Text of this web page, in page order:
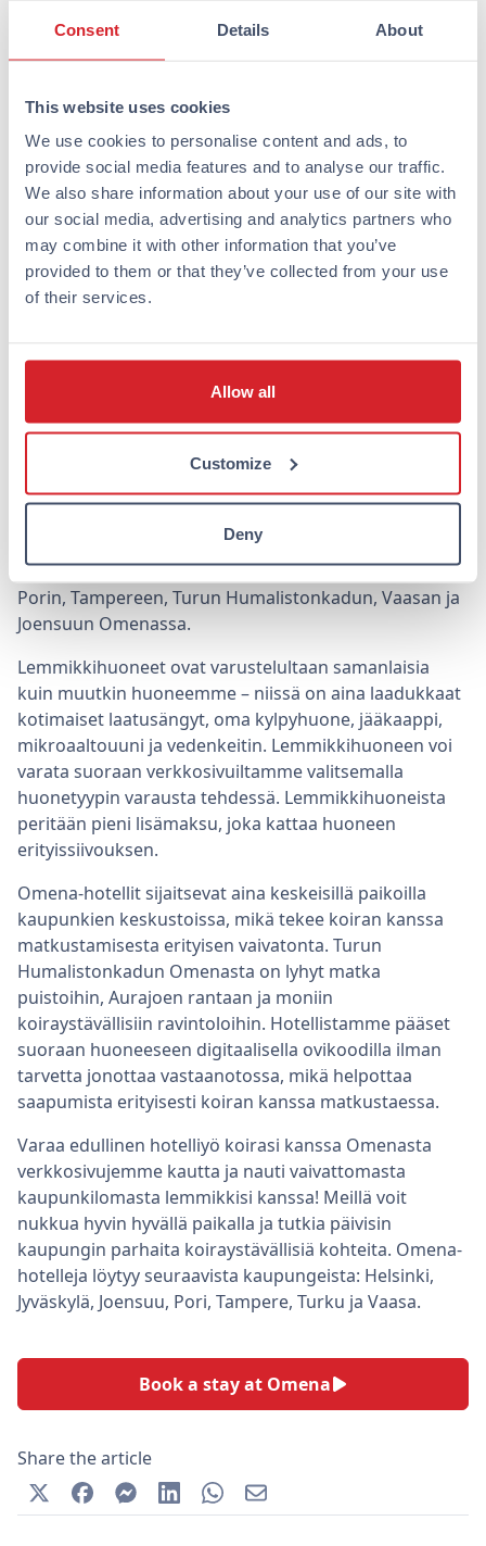
Consent Details About
This website uses cookies
We use cookies to personalise content and ads, to
provide social media features and to analyse our traffic.
We also share information about your use of our site with
our social media, advertising and analytics partners who
may combine it with other information that you’ve
provided to them or that they’ve collected from your use
of their services.
Allow all
Customize
Deny
Koiran kanssa ruokaillessa on hyvä muistaa muutamia
Soita aina etukäteen ja varmista, että koirat ovat
tervetulleita
Vieraile vähemmän ruuhkaisina aikoina
Varmista, että koirasi on rauhallinen ja tottunut
julkisiin tiloihin
Pidä koira aina hihnassa ja tarvittaessa lähellä
pöytää
Ota mukaan vettä ja koiran herkkuja, jotta koirasi
Missä Omena Hotelleissa on
lemmikkihuoneita tarjolla?
Omena-hotelleissa tiedämme, että monet matkustajat
haluavat ottaa lemmikkinsä mukaan matkalle. Tämän
useissa hotelleissamme. Lemmikkihuoneita on
saatavilla aluksi Helsingin Lönnrotinkadun, Jyväskylän,
Porin, Tampereen, Turun Humalistonkadun, Vaasan ja
Joensuun Omenassa.
Lemmikkihuoneet ovat varustelultaan samanlaisia
kuin muutkin huoneemme – niissä on aina laadukkaat
kotimaiset laatusängyt, oma kylpyhuone, jääkaappi,
mikroaaltouuni ja vedenkeitin. Lemmikkihuoneen voi
varata suoraan verkkosivuiltamme valitsemalla
huonetyypin varausta tehdessä. Lemmikkihuoneista
peritään pieni lisämaksu, joka kattaa huoneen
erityissiivouksen.
Omena-hotellit sijaitsevat aina keskeisillä paikoilla
kaupunkien keskustoissa, mikä tekee koiran kanssa
matkustamisesta erityisen vaivatonta. Turun
Humalistonkadun Omenasta on lyhyt matka
puistoihin, Aurajoen rantaan ja moniin
koiraystävällisiin ravintoloihin. Hotellistamme pääset
suoraan huoneeseen digitaalisella ovikoodilla ilman
tarvetta jonottaa vastaanotossa, mikä helpottaa
saapumista erityisesti koiran kanssa matkustaessa.
Varaa edullinen hotelliyö koirasi kanssa Omenasta
verkkosivujemme kautta ja nauti vaivattomasta
kaupunkilomasta lemmikkisi kanssa! Meillä voit
nukkua hyvin hyvällä paikalla ja tutkia päivisin
kaupungin parhaita koiraystävällisiä kohteita. Omena-
hotelleja löytyy seuraavista kaupungeista: Helsinki,
Jyväskylä, Joensuu, Pori, Tampere, Turku ja Vaasa.
Book a stay at Omena
Share the article